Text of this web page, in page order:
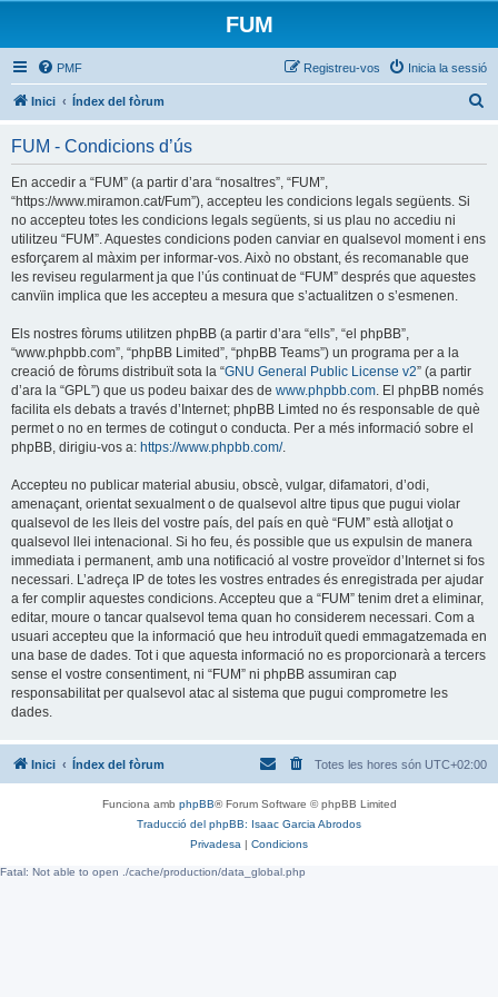
FUM
PMF Inicia la sessió
Registreu-vos
Inici Índex del fòrum
FUM - Condicions d’ús
En accedir a “FUM” (a partir d’ara “nosaltres”, “FUM”,
“https://www.miramon.cat/Fum”), accepteu les condicions legals següents. Si
no accepteu totes les condicions legals següents, si us plau no accediu ni
utilitzeu “FUM”. Aquestes condicions poden canviar en qualsevol moment i ens
esforçarem al màxim per informar-vos. Això no obstant, és recomanable que
les reviseu regularment ja que l’ús continuat de “FUM” després que aquestes
canvïin implica que les accepteu a mesura que s’actualitzen o s’esmenen.
Els nostres fòrums utilitzen phpBB (a partir d’ara “ells”, “el phpBB”,
“www.phpbb.com”, “phpBB Limited”, “phpBB Teams”) un programa per a la
creació de fòrums distribuït sota la “GNU General Public License v2” (a partir
d’ara la “GPL”) que us podeu baixar des de www.phpbb.com. El phpBB només
facilita els debats a través d’Internet; phpBB Limted no és responsable de què
permet o no en termes de cotingut o conducta. Per a més informació sobre el
phpBB, dirigiu-vos a: https://www.phpbb.com/.
Accepteu no publicar material abusiu, obscè, vulgar, difamatori, d’odi,
amenaçant, orientat sexualment o de qualsevol altre tipus que pugui violar
qualsevol de les lleis del vostre país, del país en què “FUM” està allotjat o
qualsevol llei intenacional. Si ho feu, és possible que us expulsin de manera
immediata i permanent, amb una notificació al vostre proveïdor d’Internet si fos
necessari. L’adreça IP de totes les vostres entrades és enregistrada per ajudar
a fer complir aquestes condicions. Accepteu que a “FUM” tenim dret a eliminar,
editar, moure o tancar qualsevol tema quan ho considerem necessari. Com a
usuari accepteu que la informació que heu introduït quedi emmagatzemada en
una base de dades. Tot i que aquesta informació no es proporcionarà a tercers
sense el vostre consentiment, ni “FUM” ni phpBB assumiran cap
responsabilitat per qualsevol atac al sistema que pugui comprometre les
dades.
Inici Índex del fòrum Totes les hores són UTC+02:00
Funciona amb phpBB® Forum Software © phpBB Limited
Traducció del phpBB: Isaac Garcia Abrodos
Privadesa | Condicions
Fatal: Not able to open ./cache/production/data_global.php